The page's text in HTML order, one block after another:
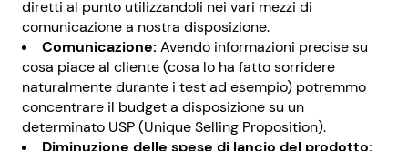
diretti al punto utilizzandoli nei vari mezzi di
comunicazione a nostra disposizione.
Comunicazione: Avendo informazioni precise su
cosa piace al cliente (cosa lo ha fatto sorridere
naturalmente durante i test ad esempio) potremmo
concentrare il budget a disposizione su un
determinato USP (Unique Selling Proposition).
Diminuzione delle spese di lancio del prodotto: